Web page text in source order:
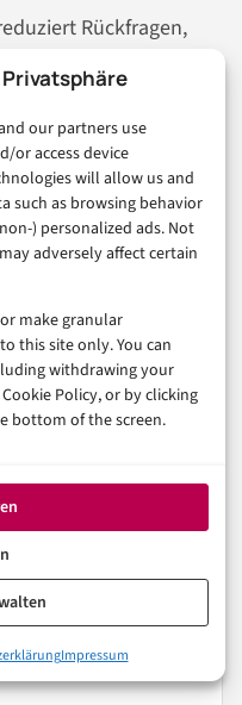
our partners use
or access device
will allow us and
such as browsing behavior
) personalized ads. Not
adversely affect certain
make granular
this site only. You can
withdrawing your
Policy, or by clicking
bottom of the screen.
Impressum
Rückfragen,
oder Zustellung
nutzen,
wenn der
Der wichtigste Schritt
Retoure, Zahlung,
prüfen. Dann wird aus